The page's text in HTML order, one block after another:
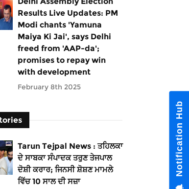
Results Live Updates: PM
Modi chants 'Yamuna
Maiya Ki Jai', says Delhi
freed from 'AAP-da';
promises to repay win
with development
February 8th 2025
Tarun Tejpal News : ਤਹਿਲਕਾ
ਦੇ ਸਾਬਕਾ ਸੰਪਾਦਕ ਤਰੁਣ ਤੇਜਪਾਲ
ਦੋਸ਼ੀ ਕਰਾਰ; ਜਿਨਸੀ ਸ਼ੋਸ਼ਣ ਮਾਮਲੇ
ਵਿੱਚ 10 ਸਾਲ ਦੀ ਸਜ਼ਾ
Notification Hub